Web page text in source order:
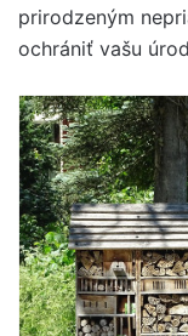
prirodzeným
ochrániť vašu